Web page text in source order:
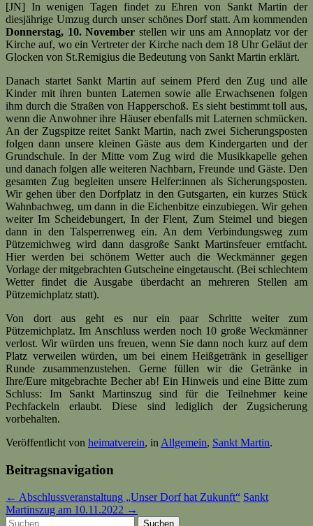
[JN] In wenigen Tagen findet zu Ehren von Sankt Martin der
diesjährige Umzug durch unser schönes Dorf statt. Am kommenden
Donnerstag, 10. November stellen wir uns am Annoplatz vor der
Kirche auf, wo ein Vertreter der Kirche nach dem 18 Uhr Geläut der
Glocken von St.Remigius die Bedeutung von Sankt Martin erklärt.
Danach startet Sankt Martin auf seinem Pferd den Zug und alle
Kinder mit ihren bunten Laternen sowie alle Erwachsenen folgen
ihm durch die Straßen von Happerschoß. Es sieht bestimmt toll aus,
wenn die Anwohner ihre Häuser ebenfalls mit Laternen schmücken.
An der Zugspitze reitet Sankt Martin, nach zwei Sicherungsposten
folgen dann unsere kleinen Gäste aus dem Kindergarten und der
Grundschule. In der Mitte vom Zug wird die Musikkapelle gehen
und danach folgen alle weiteren Nachbarn, Freunde und Gäste. Den
gesamten Zug begleiten unsere Helfer:innen als Sicherungsposten.
Wir gehen über den Dorfplatz in den Gutsgarten, ein kurzes Stück
Wahnbachweg, um dann in die Eichenbitze einzubiegen. Wir gehen
weiter Im Scheidebungert, In der Flent, Zum Steimel und biegen
dann in den Talsperrenweg ein. An dem Verbindungsweg zum
Pützemichweg wird dann dasgroße Sankt Martinsfeuer erntfacht.
Hier werden bei schönem Wetter auch die Weckmänner gegen
Vorlage der mitgebrachten Gutscheine eingetauscht. (Bei schlechtem
Wetter findet die Ausgabe überdacht an mehreren Stellen am
Pützemichplatz statt).
Von dort aus geht es nur ein paar Schritte weiter zum
Pützemichplatz. Im Anschluss werden noch 10 große Weckmänner
verlost. Wir würden uns freuen, wenn Sie dann noch kurz auf dem
Platz verweilen würden, um bei einem Heißgetränk in geselliger
Runde zusammenzustehen. Gerne füllen wir die Getränke in
Ihre/Eure mitgebrachte Becher ab! Ein Hinweis und eine Bitte zum
Schluss: Im Sankt Martinszug sind für die Teilnehmer keine
Pechfackeln erlaubt. Diese sind lediglich der Zugsicherung
vorbehalten.
Veröffentlicht von heimatverein, in Allgemein, Sankt Martin.
Beitragsnavigation
← Abschlussveranstaltung „Unser Dorf hat Zukunft“ Sankt
Martinszug am 10.11.2022 →
Suchen